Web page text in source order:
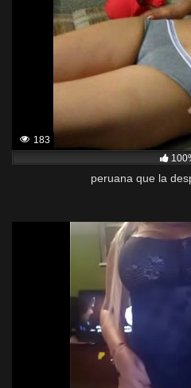
183
peruana que la